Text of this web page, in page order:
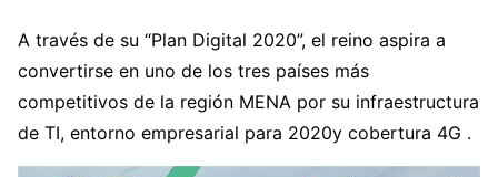
A través de su “Plan Digital 2020”, el reino aspira a
convertirse en uno de los tres países más
competitivos de la región MENA por su infraestructura
de TI, entorno empresarial para 2020y cobertura 4G .